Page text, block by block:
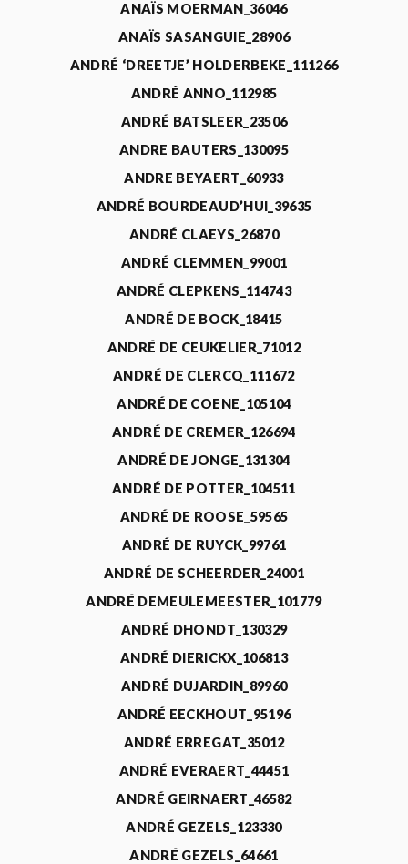
ANAÏS MOERMAN_36046
ANAÏS SASANGUIE_28906
ANDRÉ ‘DREETJE’ HOLDERBEKE_111266
ANDRÉ ANNO_112985
ANDRÉ BATSLEER_23506
ANDRE BAUTERS_130095
ANDRE BEYAERT_60933
ANDRÉ BOURDEAUD’HUI_39635
ANDRÉ CLAEYS_26870
ANDRÉ CLEMMEN_99001
ANDRÉ CLEPKENS_114743
ANDRÉ DE BOCK_18415
ANDRÉ DE CEUKELIER_71012
ANDRÉ DE CLERCQ_111672
ANDRÉ DE COENE_105104
ANDRÉ DE CREMER_126694
ANDRÉ DE JONGE_131304
ANDRÉ DE POTTER_104511
ANDRÉ DE ROOSE_59565
ANDRÉ DE RUYCK_99761
ANDRÉ DE SCHEERDER_24001
ANDRÉ DEMEULEMEESTER_101779
ANDRÉ DHONDT_130329
ANDRÉ DIERICKX_106813
ANDRÉ DUJARDIN_89960
ANDRÉ EECKHOUT_95196
ANDRÉ ERREGAT_35012
ANDRÉ EVERAERT_44451
ANDRÉ GEIRNAERT_46582
ANDRÉ GEZELS_123330
ANDRÉ GEZELS_64661